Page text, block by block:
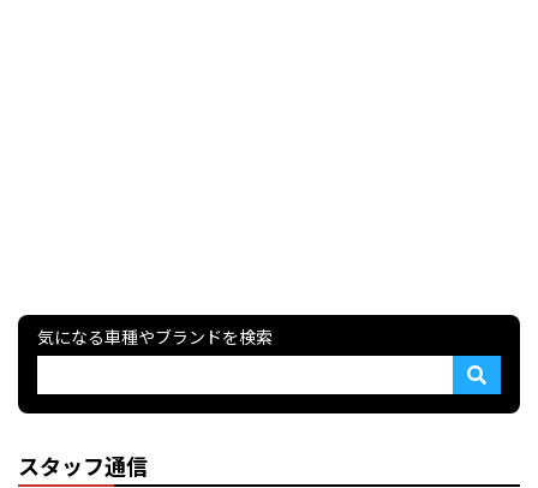
気になる車種やブランドを検索
スタッフ通信